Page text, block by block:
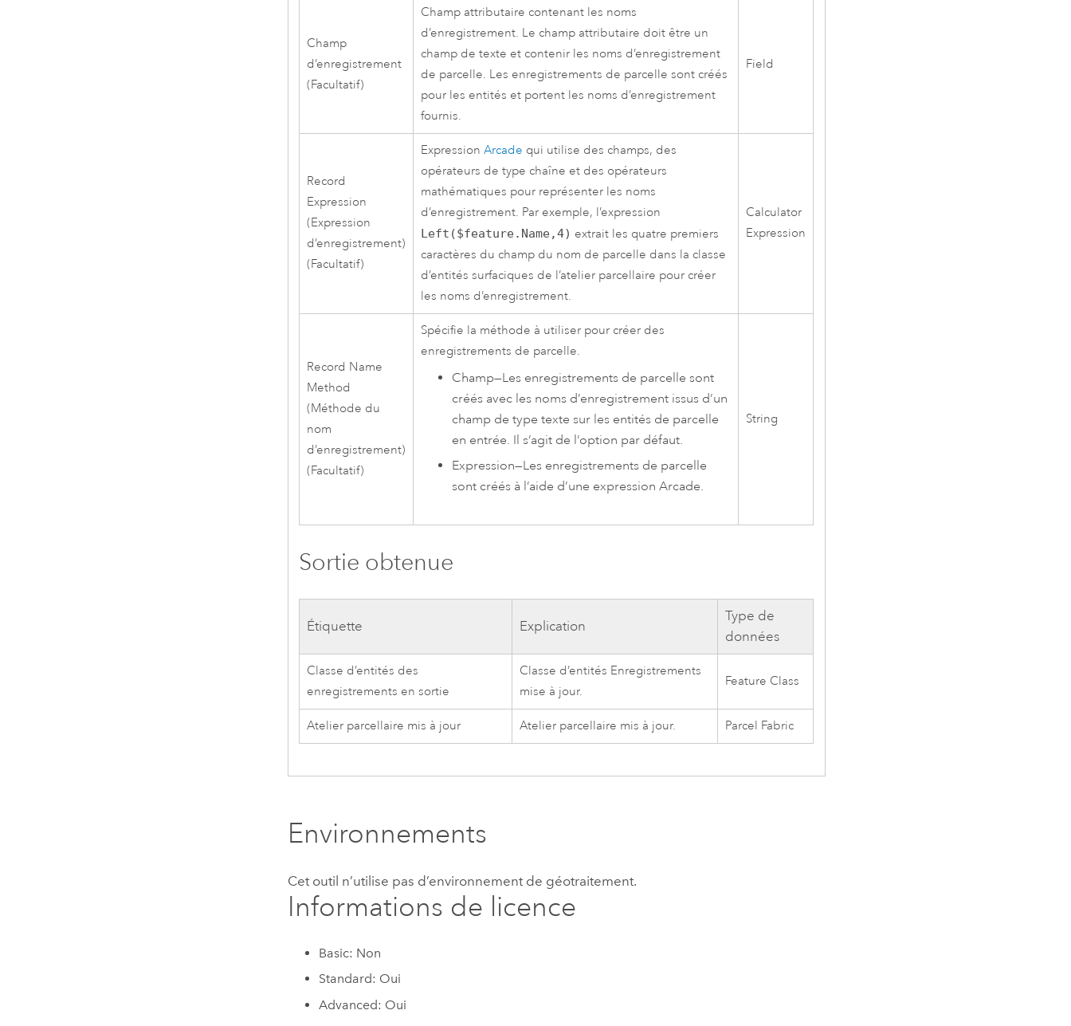
Champ
d’enregistrement
(Facultatif)
Champ attributaire contenant les noms
d’enregistrement. Le champ attributaire doit être un
champ de texte et contenir les noms d’enregistrement
de parcelle. Les enregistrements de parcelle sont créés
pour les entités et portent les noms d’enregistrement
fournis.
Field
Record
Expression
(Expression
d’enregistrement)
(Facultatif)
ExpressionArcade qui utilise des champs, des
opérateurs de type chaîne et des opérateurs
mathématiques pour représenter les noms
d’enregistrement. Par exemple, l’expression
Left($feature.Name,4) extrait les quatre premiers
caractères du champ du nom de parcelle dans la classe
d’entités surfaciques de l’atelier parcellaire pour créer
les noms d’enregistrement.
Calculator
Expression
Record Name
Method
(Méthode du
nom
d’enregistrement)
(Facultatif)
Spécifie la méthode à utiliser pour créer des
enregistrements de parcelle.
Champ—Les enregistrements de parcelle sont
créés avec les noms d’enregistrement issus d’un
champ de type texte sur les entités de parcelle
en entrée. Il s’agit de l’option par défaut.
Expression—Les enregistrements de parcelle
sont créés à l’aide d’une expression Arcade.
String
Sortie obtenue
Étiquette Explication
Type de
données
Classe d’entités des
enregistrements en sortie
Classe d’entités Enregistrements
mise à jour.
Feature Class
Atelier parcellaire mis à jour Atelier parcellaire mis à jour. Parcel Fabric
Environnements
Cet outil n’utilise pas d’environnement de géotraitement.
Informations de licence
Basic: Non
Standard: Oui
Advanced: Oui